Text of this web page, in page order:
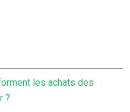
les achats des
?